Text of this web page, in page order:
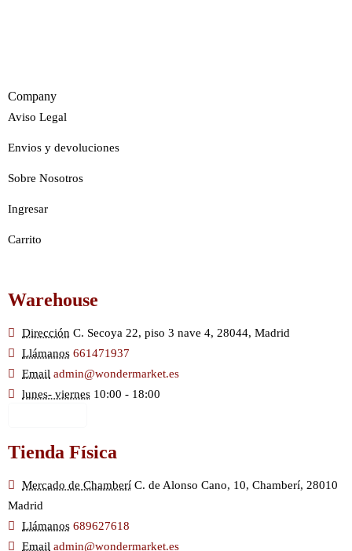
Company
Aviso Legal
Envios y devoluciones
Sobre Nosotros
Ingresar
Carrito
Warehouse
Dirección C. Secoya 22, piso 3 nave 4, 28044, Madrid
Llámanos 661471937
Email admin@wondermarket.es
lunes- viernes 10:00 - 18:00
Tienda Física
Mercado de Chamberí C. de Alonso Cano, 10, Chamberí, 28010
Madrid
Llámanos 689627618
Email admin@wondermarket.es